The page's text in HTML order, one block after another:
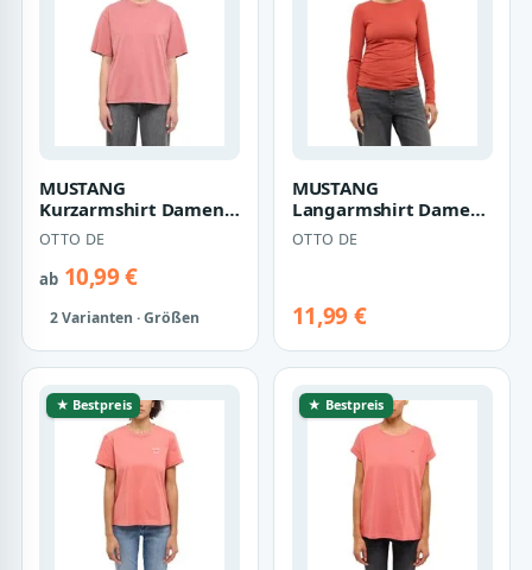
MUSTANG
Kurzarmshirt Damen
Style Welby
OTTO DE
ab10,99 €
2 Varianten · Größen
MUSTANG
Langarmshirt Damen
Style Ambrose
OTTO DE
11,99 €
★ Bestpreis ★ Bestpreis